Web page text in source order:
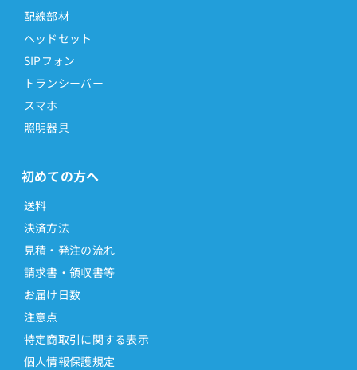
配線部材
ヘッドセット
SIPフォン
トランシーバー
スマホ
照明器具
初めての方へ
送料
決済方法
見積・発注の流れ
請求書・領収書等
お届け日数
注意点
特定商取引に関する表示
個人情報保護規定